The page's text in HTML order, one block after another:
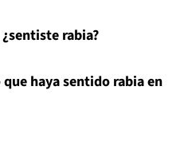
rabia?
que haya sentido rabia en